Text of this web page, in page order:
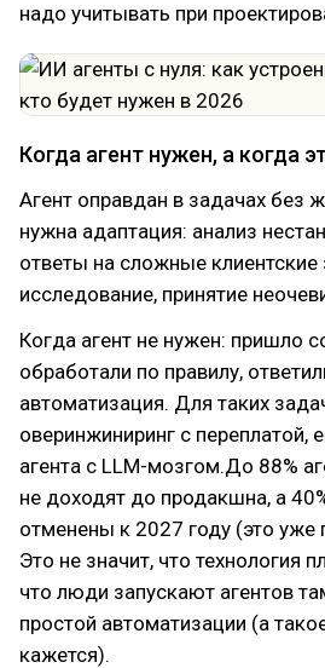
надо учитывать при
Когда агент нужен, а когда
Агент оправдан в задачах без
нужна адаптация: анализ
ответы на сложные клиентские
исследование, принятие
Когда агент не нужен: пришло
обработали по правилу,
автоматизация. Для таких
оверинжиниринг с переплатой,
агента с LLM-мозгом.До 88%
не доходят до продакшна, а
отменены к 2027 году (это уже
Это не значит, что технология
что люди запускают агентов
простой автоматизации (а
кажется).